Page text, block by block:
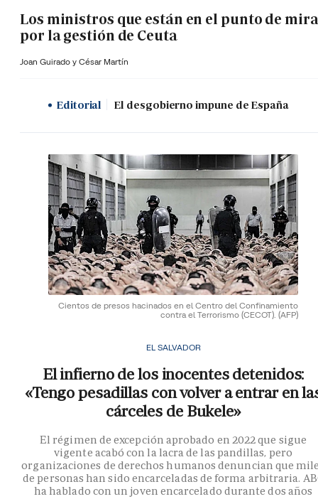
Los ministros que están en el punto de mira
por la gestión de Ceuta
Joan Guirado y César Martín
Editorial El desgobierno impune de España
Cientos de presos hacinados en el Centro del Confinamiento
contra el Terrorismo (CECOT). (AFP)
EL SALVADOR
El infierno de los inocentes detenidos:
«Tengo pesadillas con volver a entrar en
cárceles de Bukele»
El régimen de excepción aprobado en 2022 que sigue
vigente acabó con la lacra de las pandillas, pero
organizaciones de derechos humanos denuncian que
de personas han sido encarceladas de forma arbitraria.
ha hablado con un joven encarcelado durante dos años